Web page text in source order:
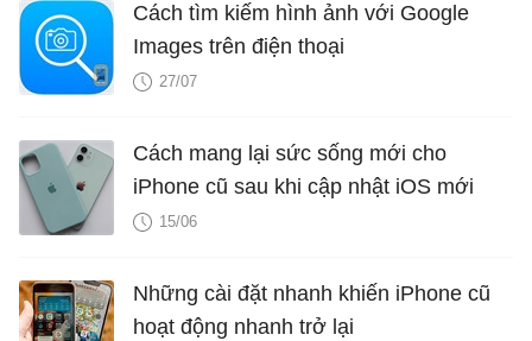
Cách tìm kiếm hình ảnh với Google
Images trên điện thoại
27/07
Cách mang lại sức sống mới cho
iPhone cũ sau khi cập nhật iOS mới
15/06
Những cài đặt nhanh khiến iPhone cũ
hoạt động nhanh trở lại